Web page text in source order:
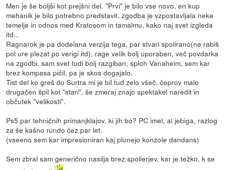
Men je še boljši kot prejšni del. "Prvi" je bilo vse novo, en kup
mehanik je bilo potrebno predstavit, zgodba je vzpostavljala neke
temelje in odnos med Kratosom in tamalmu, kako naj svet izgleda
itd...
Ragnarok je pa dodelana verzija tega, par stvari spolirano(ne rabiš
pol ure plezat po verigi itd), rage velik bolj uporaben, več povdarka
na zgodbi, sam svet tudi bolj razgiban, sploh Vanaheim, sem kar
brez kompasa pičil, pa je skos dogajalo.
Tist del ko greš do Surtra mi je bil tud zelo všeč, čeprov malo
drugačen špil kot "stari", še zmeraj znajo spektakel naredit in
občutek "velikosti".
Ps5 par tehničnih primanjklajov, ki jih bo? PC imel, al jebiga, razlog
za še kašno rundo čez par let.
(vseeno sem kar impresioniran kaj plunejo konzole dandans)
Sem zbral sam generično nasilja brez spoilerjev, kar je težko, k se